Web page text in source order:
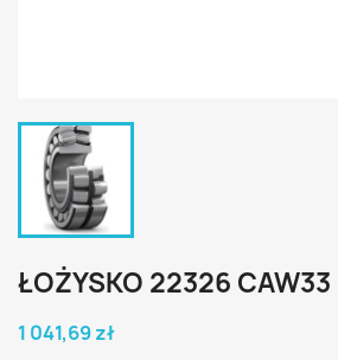
ŁOŻYSKO 22326 CAW33
1 041,69 zł